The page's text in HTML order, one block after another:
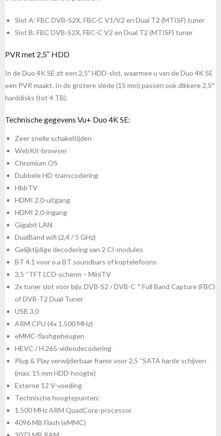
Slot A: FBC DVB-S2X, FBC-C V1/V2 en Dual T2 (MTISF) tuner
Slot B: FBC DVB-S2X, FBC-C V2 en Dual T2 (MTISF) tuner
PVR met 2,5″ HDD
In de Duo 4K SE zit een 2,5″ HDD-slot, waarmee u van de Duo 4K SE
een PVR maakt. In de grotere slede (15 mm) passen ook dikkere 2,5″
harddisks (tot 4 TB).
Technische gegevens Vu+ Duo 4K SE:
Zeer snelle schakeltijden
WebKit-browser
Chromium OS
Dubbele HD-transcodering
HbbTV
HDMI 2.0-uitgang
HDMI 2.0-ingang
Gigabit LAN
DualBand wifi (2,4 / 5 GHz)
Gelijktijdige decodering van 2 CI-modules
BT 4.1 voor o.a BT soundbars of koptelefoons
3,5 “TFT LCD-scherm – MiniTV
2x tuner slot voor bijv. DVB-S2 / DVB-C * Full Band Capture (FBC)
of DVB-T2 Dual Tuner
USB 3.0
ARM CPU (4x 1.500 MHz)
eMMC-flashgeheugen
HEVC / H.265-videodecodering
Plug & Play verwijderbaar frame voor 2,5 “SATA harde schijven
(max. 15 mm HDD-hoogte)
Externe 12 V-voeding
Technische hoogtepunten:
1.500 MHz ARM QuadCore-processor
4096 MB Flash (eMMC)